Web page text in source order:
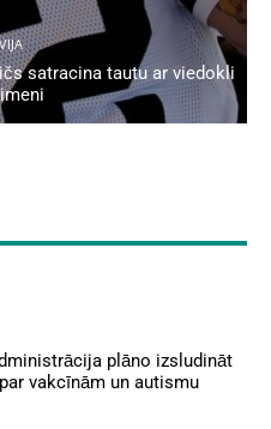
satracina tautu ar viedokli
plāno izsludināt
vakcīnām un autismu